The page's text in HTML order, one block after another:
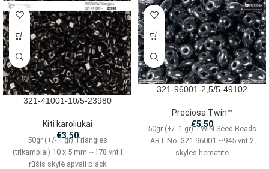
321-41001-10/5-23980
Kiti karoliukai
€3.50
50gr (+/- 1 gr) Triangles
(trikampiai) 10 x 5 mm ~178 vnt I
rūšis skylė apvali black
321-96001-2,5/5-49102
Preciosa Twin™
€5.50
50gr (+/- 1 gr) TWIN Seed Beads
ART No. 321-96001 ~945 vnt 2
skylės hematite